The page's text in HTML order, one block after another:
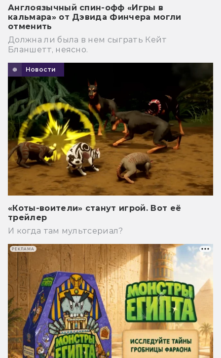
Англоязычный спин-офф «Игры в
кальмара» от Дэвида Финчера могли
отменить
Должна ли была в нем сыграть Кейт
Бланшетт, неясно.
Новости
«Коты-воители» станут игрой. Вот её
трейлер
И когда там мультсериал?
РЕКЛАМА